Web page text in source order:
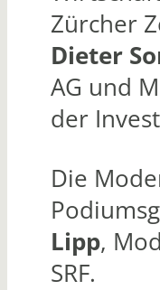
Zürcher
Dieter
AG und
der
Die
Lipp,
SRF.